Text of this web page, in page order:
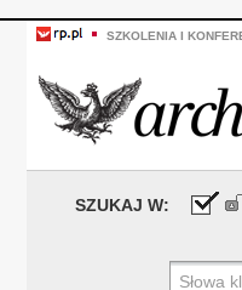
SZKOLENIA I
SZUKAJ W: